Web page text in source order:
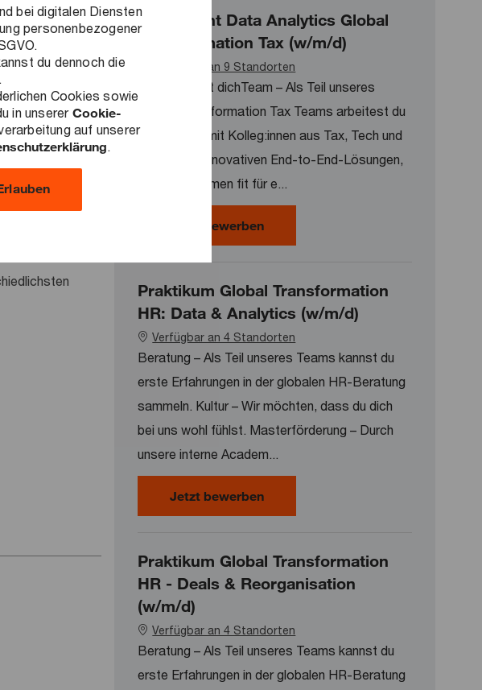
bei digitalen Diensten
personenbezogener
du dennoch die
Cookies sowie
in unserer Cookie-
auf unserer
.
Ergebnisse zu
Wir decken
Consultant Data Analytics Global
Transformation Tax (w/m/d)
Verfügbar an 9 Standorten
Das erwartet dichTeam – Als Teil unseres
Global Transformation Tax Teams arbeitest du
gemeinsam mit Kolleg:innen aus Tax, Tech und
Finance an innovativen End-to-End-Lösungen,
die Unternehmen fit für e...
Jetzt bewerbenConsultant Data Analytics Global
Praktikum Global Transformation
HR: Data & Analytics (w/m/d)
Verfügbar an 4 Standorten
Beratung – Als Teil unseres Teams kannst du
erste Erfahrungen in der globalen HR-Beratung
sammeln. Kultur – Wir möchten, dass du dich
bei uns wohl fühlst. Masterförderung – Durch
unsere interne Academ...
Jetzt bewerbenPraktikum Global Transformation
Praktikum Global Transformation
HR - Deals & Reorganisation
(w/m/d)
Verfügbar an 4 Standorten
Beratung – Als Teil unseres Teams kannst du
erste Erfahrungen in der globalen HR-Beratung